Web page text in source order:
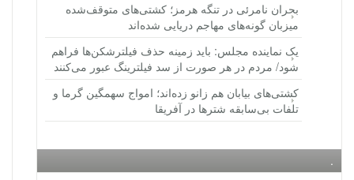
بحران نامرئی در تنگه هرمز؛ کشتی‌های متوقف‌شده
میزبان گونه‌های مهاجم دریایی شده‌اند
یک نماینده مجلس: باید زمینه حذف فیلترشکن‌ها فراهم
شود/ مردم در هر صورت از سد فیلترینگ عبور می‌کنند
کشتی‌های بیابان هم زانو زده‌اند؛ امواج سهمگین گرما و
تلفات بی‌سابقه شترها در آفریقا
.